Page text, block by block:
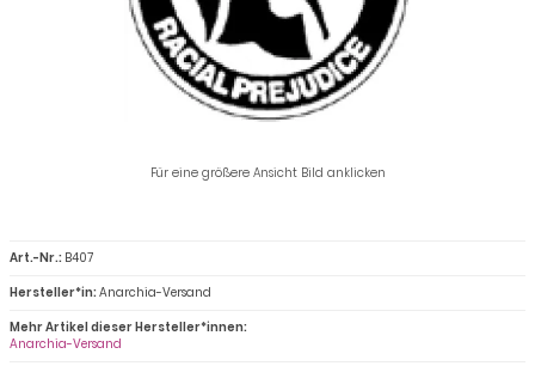
Für eine größere Ansicht Bild anklicken
Art.-Nr.: B407
Hersteller*in:Anarchia-Versand
Mehr Artikel dieser Hersteller*innen:
Anarchia-Versand